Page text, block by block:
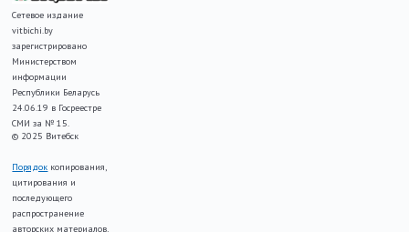
Сетевое издание
vitbichi.by
зарегистрировано
Министерством
информации
Республики Беларусь
24.06.19 в Госреестре
СМИ за № 15.
© 2025 Витебск
Порядок копирования,
цитирования и
последующего
распространение
авторских материалов,